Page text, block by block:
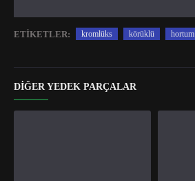
ETIKETLER: kromlüks körüklü hortum
DIĞER YEDEK PARÇALAR